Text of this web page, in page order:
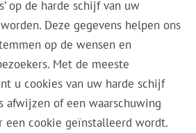
op de harde schijf van uw
Deze gegevens helpen ons
op de wensen en
Met de meeste
u cookies van uw harde schijf
afwijzen of een waarschuwing
een cookie geïnstalleerd wordt.